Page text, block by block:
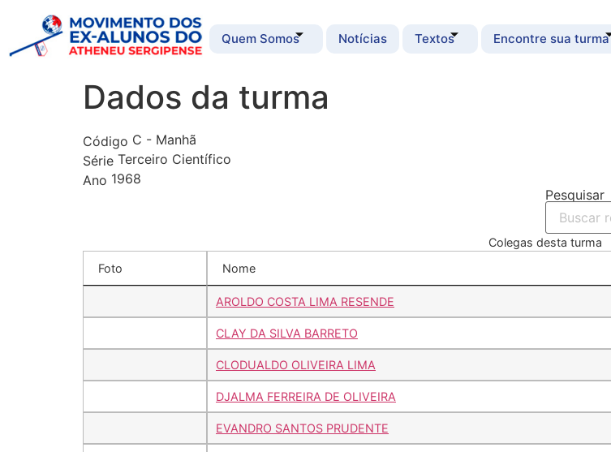
Quem Somos Notícias Textos Encontre sua turma
Dados da turma
Código C - Manhã
Série Terceiro Científico
Ano 1968
Pesquisar
Colegas desta turma
Foto
Nome
AROLDO COSTA LIMA RESENDE
CLAY DA SILVA BARRETO
CLODUALDO OLIVEIRA LIMA
DJALMA FERREIRA DE OLIVEIRA
EVANDRO SANTOS PRUDENTE